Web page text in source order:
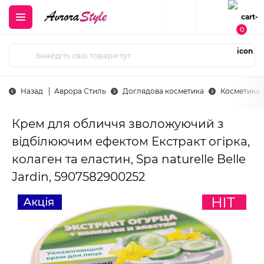
0
Назад Аврора Стиль Доглядова косметика Косметика
Крем для обличчя зволожуючий з
відбілюючим ефектом Екстракт огірка,
колаген та еластин, Spa naturelle Belle
Jardin, 5907582900252